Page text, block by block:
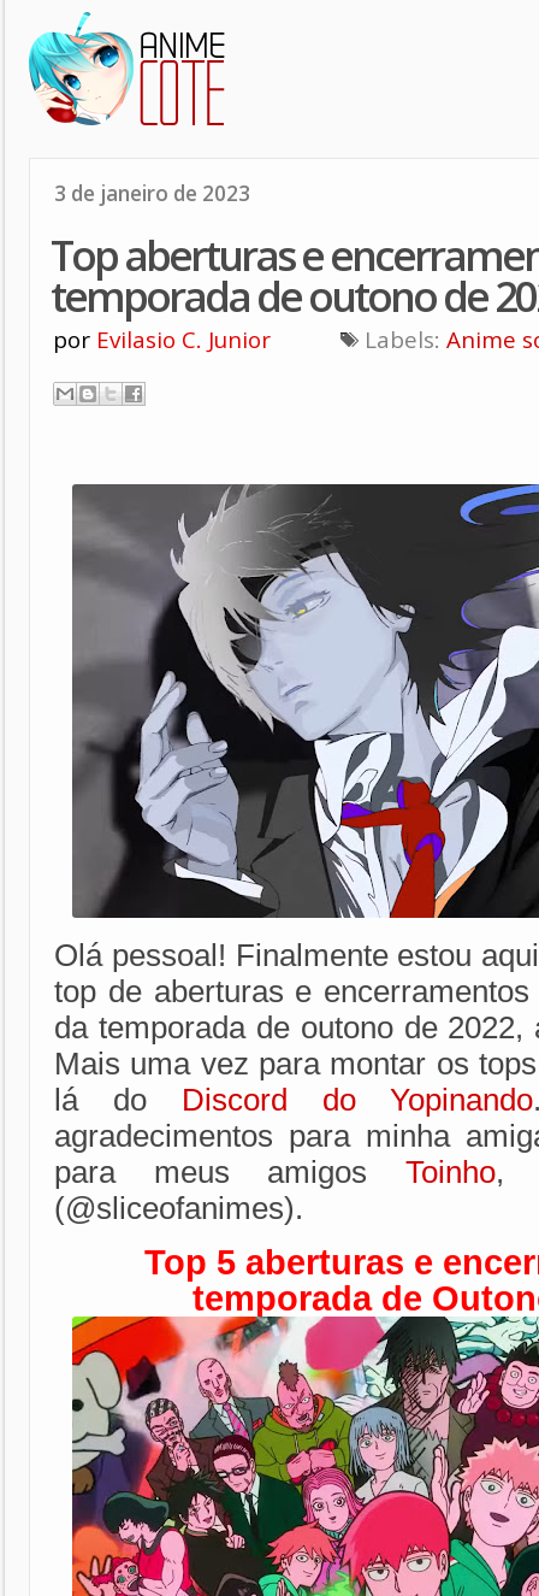
3 de janeiro de 2023
Top aberturas e
temporada de outono de
por Evilasio C. Junior Labels: Anime
Olá pessoal! Finalmente estou
top de aberturas e
da temporada de outono de
Mais uma vez para montar os
lá do Discord do Yopinando
agradecimentos para minha
para meus amigos Toinho
(@sliceofanimes).
Top 5 aberturas e
temporada de